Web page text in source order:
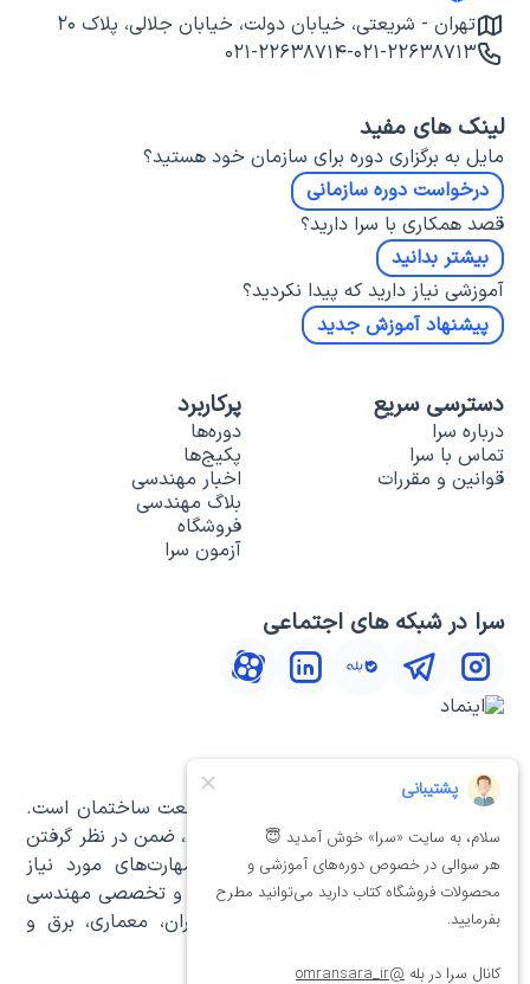
تهران - شریعتی، خیابان دولت، خیابان جلالی، پلاک ۲۰
۰۲۱-۲۲۶۳۸۷۱۳-۰۲۱-۲۲۶۳۸۷۱۴
لینک های مفید
مایل به برگزاری دوره برای سازمان خود هستید؟
درخواست دوره سازمانی
قصد همکاری با سرا دارید؟
بیشتر بدانید
آموزشی نیاز دارید که پیدا نکردید؟
پیشنهاد آموزش جدید
دسترسی سریع
درباره سرا
تماس با سرا
قوانین و مقررات
پرکاربرد
دوره‌ها
پکیج‌ها
اخبار مهندسی
بلاگ مهندسی
فروشگاه
آزمون سرا
سرا در شبکه های اجتماعی
درباره‌ی سرا
سـرا مرکز نشر و آموزش‌های تخصصی صنعت ساختمان است.
ما با تحلیل نیاز جامعه‌ی علمی مهندسان، ضمن در نظر گرفتن
فاصله میان تحصیلات دانشگاهی و مهارت‌های مورد نیاز
فضای کاری حرفه‌ای، آموزش‌های کاربردی و تخصصی مهندسی
را برای مهندسان رشته‌های مختلف عمران، معماری، برق و